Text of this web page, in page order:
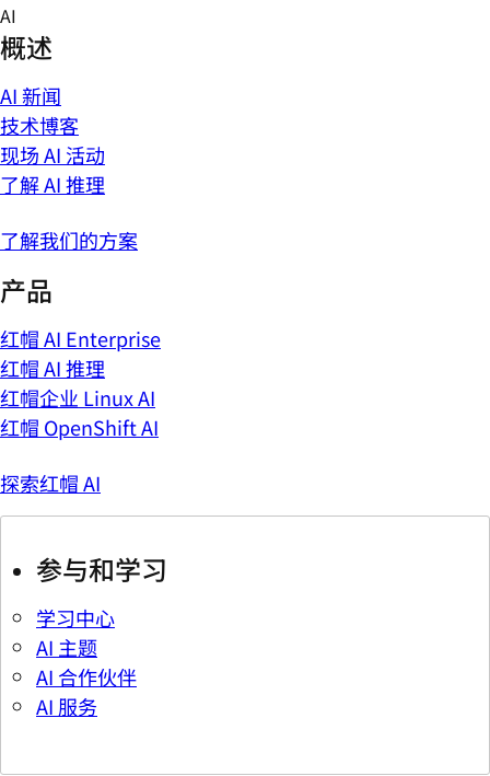
Skip
to
content
AI
概述
AI 新闻
技术博客
现场 AI 活动
了解 AI 推理
了解我们的方案
产品
红帽 AI Enterprise
红帽 AI 推理
红帽企业 Linux AI
红帽 OpenShift AI
探索红帽 AI
参与和学习
学习中心
AI 主题
AI 合作伙伴
AI 服务